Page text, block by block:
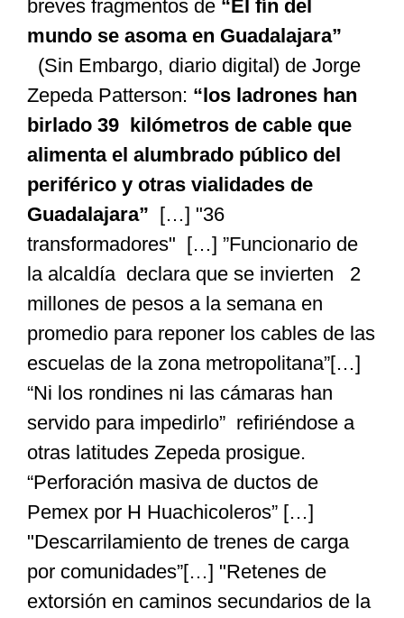
breves fragmentos de “El fín del
mundo se asoma en Guadalajara”
(Sin Embargo, diario digital) de Jorge
Zepeda Patterson: “los ladrones han
birlado 39 kilómetros de cable que
alimenta el alumbrado público del
periférico y otras vialidades de
Guadalajara” […] "36
transformadores" […] ”Funcionario de
la alcaldía declara que se invierten 2
millones de pesos a la semana en
promedio para reponer los cables de las
escuelas de la zona metropolitana”[…]
“Ni los rondines ni las cámaras han
servido para impedirlo” refiriéndose a
otras latitudes Zepeda prosigue.
“Perforación masiva de ductos de
Pemex por H Huachicoleros” […]
"Descarrilamiento de trenes de carga
por comunidades”[…] "Retenes de
extorsión en caminos secundarios de la